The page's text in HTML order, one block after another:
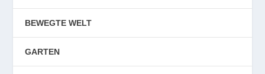
BEWEGTE WELT
GARTEN